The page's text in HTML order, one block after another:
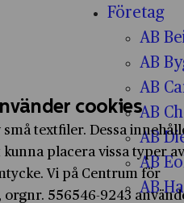
Företag
AB
AB
AB
AB
AB
AB
AB
cookies
textfiler. Dessa
kunna placera vissa typer
Vi på Centrum för
556546-9243